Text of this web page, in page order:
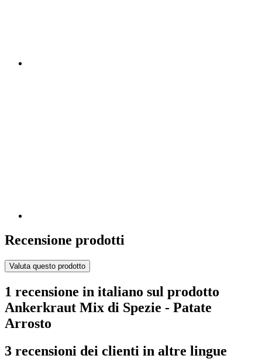
Recensione prodotti
Valuta questo prodotto
1 recensione in italiano sul prodotto
Ankerkraut Mix di Spezie - Patate
Arrosto
3 recensioni dei clienti in altre lingue